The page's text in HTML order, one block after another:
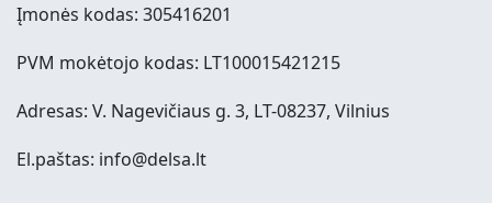
Įmonės kodas: 305416201
PVM mokėtojo kodas: LT100015421215
Adresas: V. Nagevičiaus g. 3, LT-08237, Vilnius
El.paštas: info@delsa.lt